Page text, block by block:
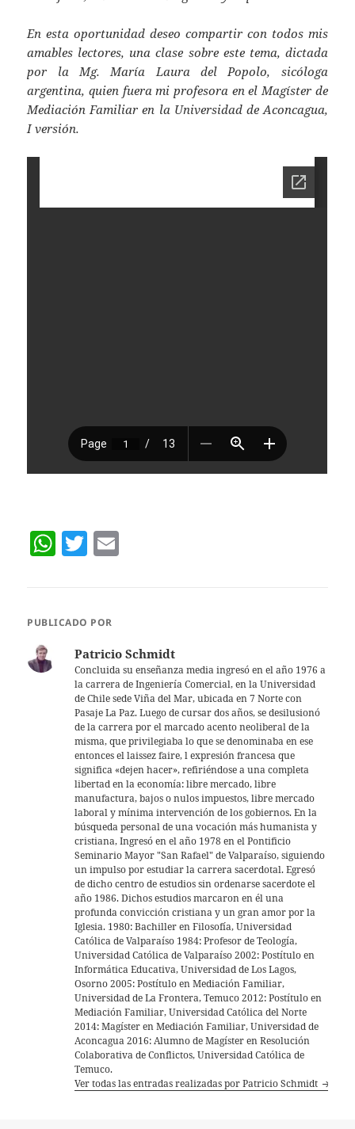
En esta oportunidad deseo compartir con todos mis
amables lectores, una clase sobre este tema, dictada
por la Mg. María Laura del Popolo, sicóloga
argentina, quien fuera mi profesora en el Magíster de
Mediación Familiar en la Universidad de Aconcagua,
I versión.
W
s
T
er
PUBLICADO POR
Patricio Schmidt
Concluida su enseñanza media ingresó en el año 1976 a
la carrera de Ingeniería Comercial, en la Universidad
de Chile sede Viña del Mar, ubicada en 7 Norte con
Pasaje La Paz. Luego de cursar dos años, se desilusionó
de la carrera por el marcado acento neoliberal de la
misma, que privilegiaba lo que se denominaba en ese
entonces el laissez faire, l expresión francesa que
significa «dejen hacer», refiriéndose a una completa
libertad en la economía: libre mercado, libre
manufactura, bajos o nulos impuestos, libre mercado
laboral y mínima intervención de los gobiernos. En la
búsqueda personal de una vocación más humanista y
cristiana, Ingresó en el año 1978 en el Pontificio
Seminario Mayor "San Rafael" de Valparaíso, siguiendo
un impulso por estudiar la carrera sacerdotal. Egresó
de dicho centro de estudios sin ordenarse sacerdote el
año 1986. Dichos estudios marcaron en él una
profunda convicción cristiana y un gran amor por la
Iglesia. 1980: Bachiller en Filosofía, Universidad
Católica de Valparaíso 1984: Profesor de Teología,
Universidad Católica de Valparaíso 2002: Postítulo en
Informática Educativa, Universidad de Los Lagos,
Osorno 2005: Postítulo en Mediación Familiar,
Universidad de La Frontera, Temuco 2012: Postítulo en
Mediación Familiar, Universidad Católica del Norte
2014: Magíster en Mediación Familiar, Universidad de
Aconcagua 2016: Alumno de Magíster en Resolución
Colaborativa de Conflictos, Universidad Católica de
Temuco.
Ver todas las entradas realizadas por Patricio Schmidt